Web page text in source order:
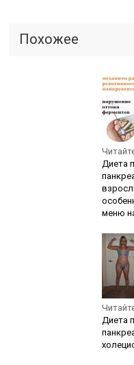
Похожее
Диета
меню
Диета